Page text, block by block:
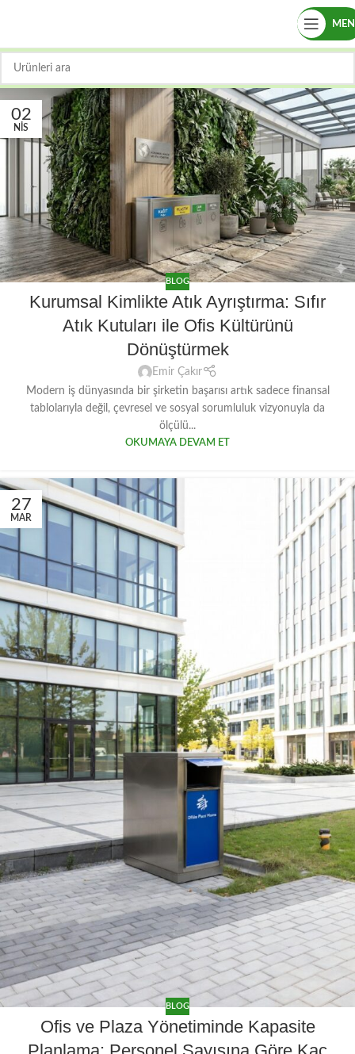
02
NIS
BLOG
Kurumsal Kimlikte Atık Ayrıştırma: Sıfır
Atık Kutuları ile Ofis Kültürünü
Dönüştürmek
Emir Çakır
Modern iş dünyasında bir şirketin başarısı artık sadece finansal
tablolarıyla değil, çevresel ve sosyal sorumluluk vizyonuyla da
ölçülü...
OKUMAYA DEVAM ET
27
MAR
BLOG
Ofis ve Plaza Yönetiminde Kapasite